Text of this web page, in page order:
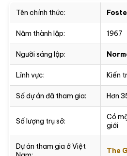
Tên chính thức:
Năm thành lập: 1967
Người sáng lập:
Lĩnh vực: Kiến
Số dự án đã tham gia: Hơn
Số lượng trụ sở:
Có
giới
Dự án tham gia ở Việt
The